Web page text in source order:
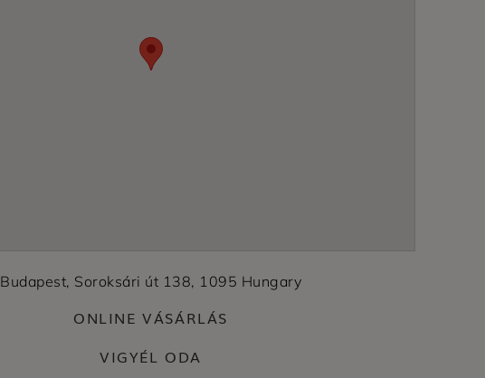
Budapest, Soroksári út 138, 1095 Hungary
ONLINE VÁSÁRLÁS
VIGYÉL ODA